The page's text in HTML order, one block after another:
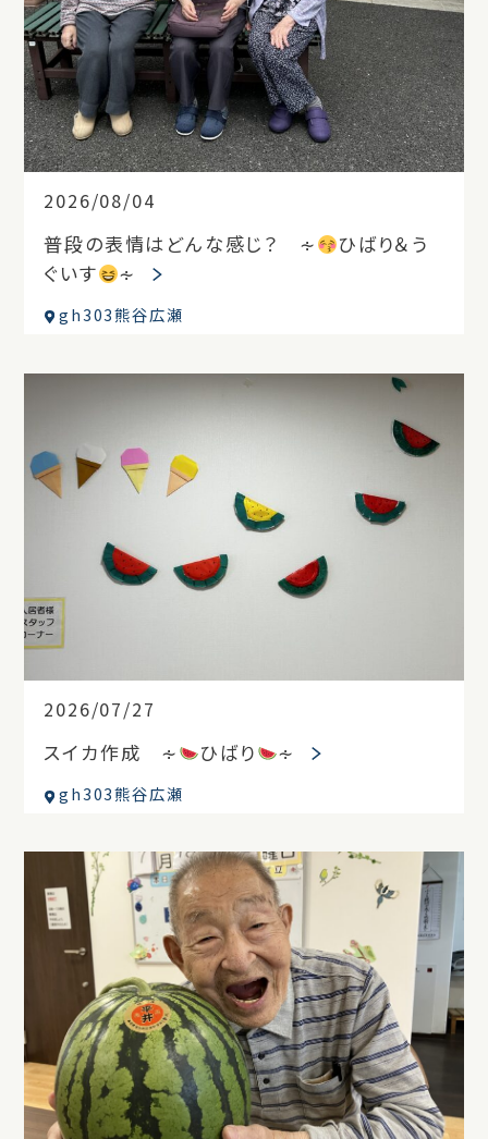
2026/08/04
普段の表情はどんな感じ？ ∻
ひばり＆う
ぐいす
∻
gh303熊谷広瀬
2026/07/27
スイカ作成 ∻ ひばり ∻
gh303熊谷広瀬